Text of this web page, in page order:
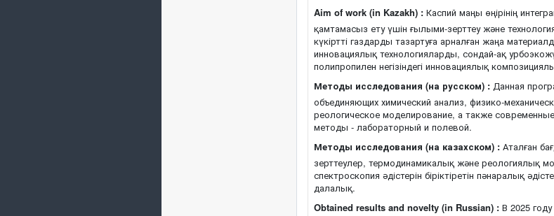
Aim of work (in Kazakh) : Каспий маңы өңірінің
қамтамасыз ету үшін ғылыми-зерттеу және
күкіртті газдарды тазартуға арналған жаңа
инновациялық технологияларды, сондай-ақ
полипропилен негізіндегі инновациялық
Методы исследования (на русском) : Данная
объединяющих химический анализ, физико-
реологическое моделирование, а также
методы - лабораторный и полевой.
Методы исследования (на казахском) : Аталған
зерттеулер, термодинамикалық және реологиялық
спектроскопия әдістерін біріктіретін пәнаралық
далалық.
Obtained results and novelty (in Russian) : В 2025